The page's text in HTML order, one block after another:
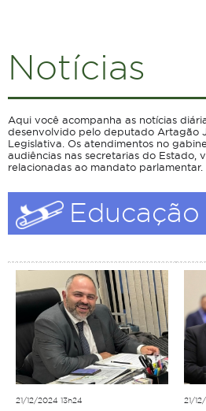
Notícias
Aqui você acompanha as notícias
desenvolvido pelo deputado Artagão
Legislativa. Os atendimentos no
audiências nas secretarias do Estado,
relacionadas ao mandato parlamentar.
Educação
21/12/2024 13h24 21/